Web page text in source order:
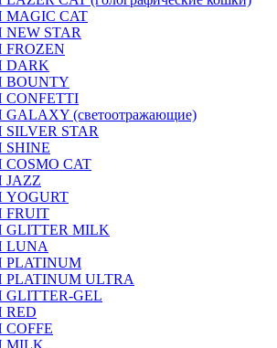
CAT
STAR
(светоотражающие)
STAR
CAT
MILK
ULTRA
GEL